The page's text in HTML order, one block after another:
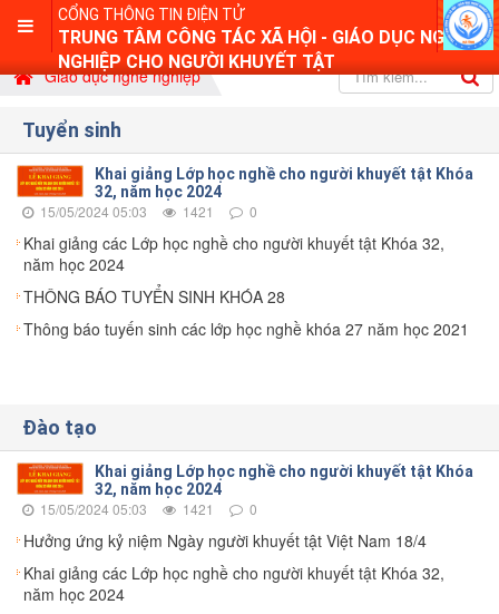
CỔNG THÔNG TIN ĐIỆN TỬ
TRUNG TÂM CÔNG TÁC XÃ HỘI - GIÁO DỤC NGHỀ
NGHIỆP CHO NGƯỜI KHUYẾT TẬT
Giáo dục nghề nghiệp
Tuyển sinh
Khai giảng Lớp học nghề cho người khuyết tật Khóa
32, năm học 2024
15/05/2024 05:03 1421 0
Khai giảng các Lớp học nghề cho người khuyết tật Khóa 32,
năm học 2024
THÔNG BÁO TUYỂN SINH KHÓA 28
Thông báo tuyến sinh các lớp học nghề khóa 27 năm học 2021
Đào tạo
Khai giảng Lớp học nghề cho người khuyết tật Khóa
32, năm học 2024
15/05/2024 05:03 1421 0
Hưởng ứng kỷ niệm Ngày người khuyết tật Việt Nam 18/4
Khai giảng các Lớp học nghề cho người khuyết tật Khóa 32,
năm học 2024